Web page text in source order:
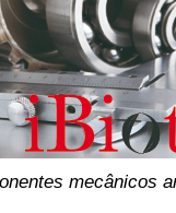
mecânicos